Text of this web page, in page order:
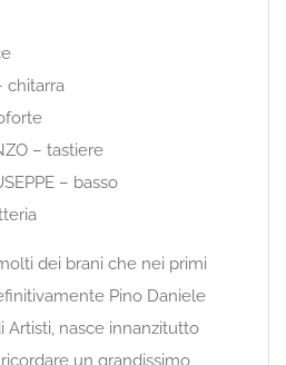
chitarra
– tastiere
– basso
dei brani che nei primi
Pino Daniele
Artisti, nasce innanzitutto
un grandissimo